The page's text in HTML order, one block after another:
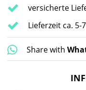
versicherte
Lieferzeit ca. 5-
Share with